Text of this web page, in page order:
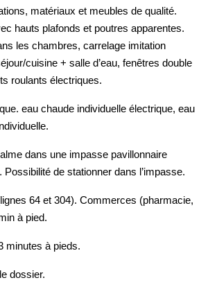
matériaux et meubles de qualité.
hauts plafonds et poutres apparentes.
les chambres, carrelage imitation
cuisine + salle d’eau, fenêtres double
roulants électriques.
eau chaude individuelle électrique, eau
dans une impasse pavillonnaire
Possibilité de stationner dans l’impasse.
64 et 304). Commerces (pharmacie,
à pied.
minutes à pieds.
dossier.